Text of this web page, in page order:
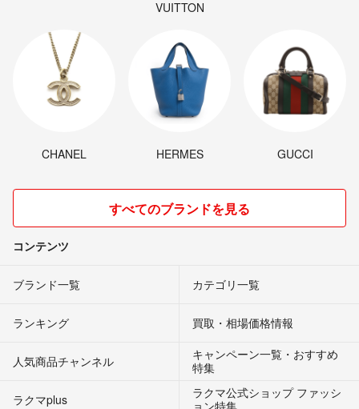
VUITTON
CHANEL HERMES GUCCI
すべてのブランドを見る
コンテンツ
ブランド一覧 カテゴリ一覧
ランキング 買取・相場価格情報
人気商品チャンネル
キャンペーン一覧・おすすめ
特集
ラクマplus
ラクマ公式ショップ ファッシ
ョン特集